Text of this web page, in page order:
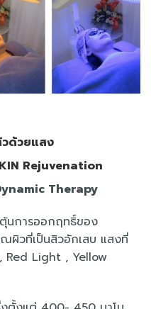
ด้วยแสง
Rejuvenation
Therapy
ตุ้นการออกฤทธิ์ของ
ผิวที่เป็นสิวอักเสบ แสงที่
Red Light , Yellow